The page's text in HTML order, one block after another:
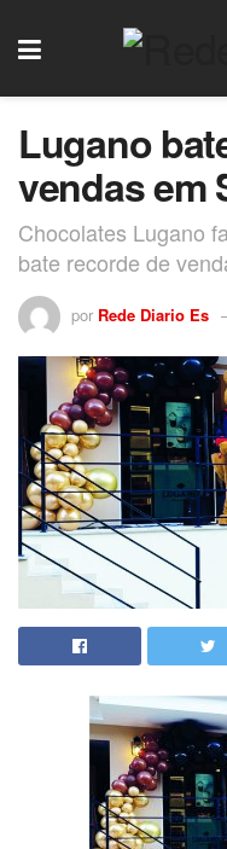
Lugano
vendas em
Chocolates Lugano
bate recorde de
por Rede Diario Es